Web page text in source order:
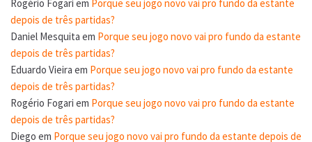
Rogério Fogari em Porque seu jogo novo vai pro fundo da estante
depois de três partidas?
Daniel Mesquita em Porque seu jogo novo vai pro fundo da estante
depois de três partidas?
Eduardo Vieira em Porque seu jogo novo vai pro fundo da estante
depois de três partidas?
Rogério Fogari em Porque seu jogo novo vai pro fundo da estante
depois de três partidas?
Diego em Porque seu jogo novo vai pro fundo da estante depois de